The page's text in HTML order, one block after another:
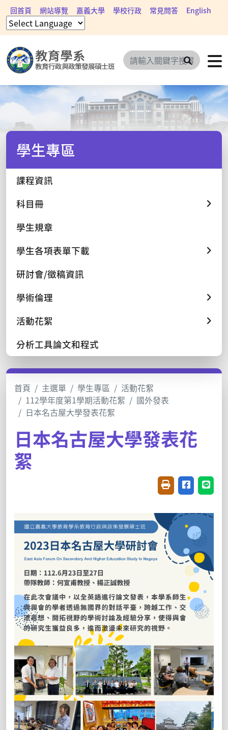
回首頁 網站導覽 嘉義大學 學校行政 常見問答 English
搜尋
學生專區
課程資訊
科目冊
學生規章
學生各項表單下載
研討會/徵稿資訊
學術倫理
活動花絮
分析工具論文和程式
首頁 主選單 學生專區
活動花絮
112學年度第1學期活動花絮
國外發表
日本名古屋大學發表花絮
日本名古屋大學發表花
絮
友善列印(開新視
分享至臉書
分享